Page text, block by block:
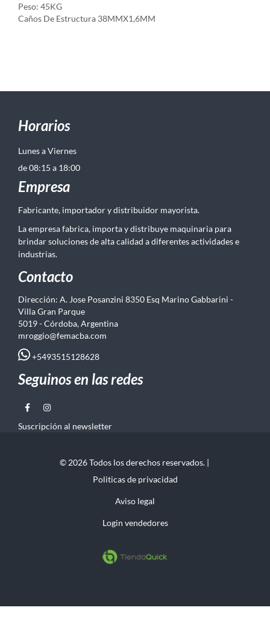
Peso: 45KG
Caños De Estructura 38MMX1,6MM
Horarios
Lunes a Viernes
de 08:15 a 18:00
Empresa
Fabricante, importador y distribuidor mayorista.
La empresa fabrica, importa y distribuye maquinaria para
brindar soluciones de alta calidad a diferentes actividades e
industrias.
Contacto
Dirección: A. Jose Posanzini 8350 Esq Marino Gabbarini -
Villa Gran Parque
5019 - Córdoba, Argentina
mroggio@femacba.com
+5493515128628
Seguinos en las redes
Suscripción al newsletter
© 2026 Todos los derechos reservados. |
Politicas de privacidad
Aviso legal
Login vendedores